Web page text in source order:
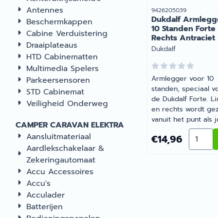
Antennes
Beschermkappen
Cabine Verduistering
Draaiplateaus
HTD Cabinematten
Multimedia Spelers
Parkeersensoren
STD Cabinemat
Veiligheid Onderweg
CAMPER CARAVAN ELEKTRA
Aansluitmateriaal
Aardlekschakelaar &
Zekeringautomaat
Accu Accessoires
Accu's
Acculader
Batterijen
Artikelnummer
9426205039
Dukdalf
10 Standen Forte
Rechts Antraciet
Merk:
Dukdalf
Armlegger voor 10
standen, speciaal
de Dukdalf Forte.
en rechts wordt
vanuit het punt als
de stoel zit. |
Armlegger 10
Forte Rechts
Prijs: 14,96
€14,96 Aantal